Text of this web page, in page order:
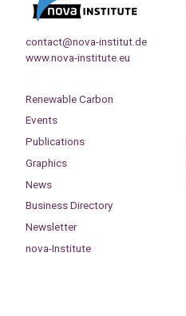
contact@nova-institut.de
www.nova-institute.eu
Renewable Carbon
Events
Publications
Graphics
News
Business Directory
Newsletter
nova-Institute